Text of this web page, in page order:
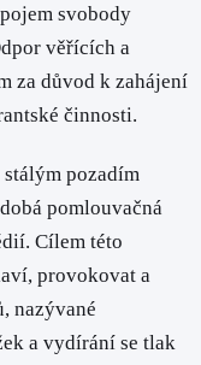
svobody
věřících a
za důvod k zahájení
činnosti.
pozadím
pomlouvačná
Cílem této
provokovat a
nazývané
a vydírání se tlak